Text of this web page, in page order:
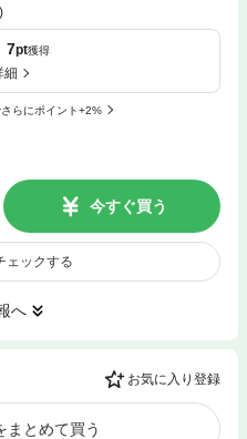
7pt獲得
細
らにポイント+2%
今すぐ買う
ェックする
へ
お気に入り登録
まとめて買う